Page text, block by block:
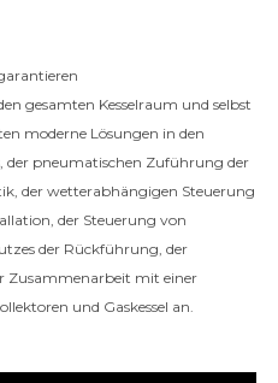
gesamten Kesselraum und selbst
moderne Lösungen in den
der pneumatischen Zuführung der
der wetterabhängigen Steuerung
der Steuerung von
der Rückführung, der
Zusammenarbeit mit einer
und Gaskessel an.